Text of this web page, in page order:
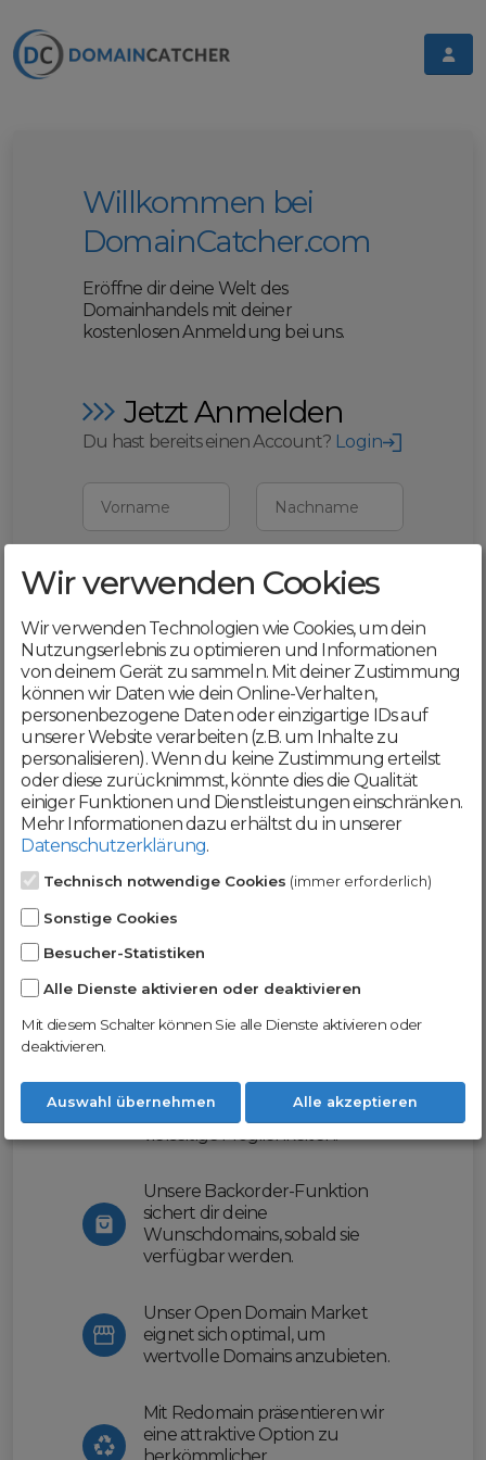
Willkommen bei
DomainCatcher.com
Eröffne dir deine Welt des
Domainhandels mit deiner
kostenlosen Anmeldung bei uns.
Jetzt Anmelden
Du hast bereits einen Account? Login
Vorname Nachname
E-Mail
Mit deiner Registrierung bestätigst du,
dass du dieAGBund
Datenschutzerklärung akzeptierst
Weiter
Werde jetzt Teil der
DomainCatcher-
Community!
Nutze unsere Erfahrung und profitiere
erleichtern wir dir den
Domainhandel und bieten dir
vielseitige Möglichkeiten.
Unsere Backorder-Funktion
sichert dir deine
Wunschdomains, sobald sie
verfügbar werden.
Unser Open Domain Market
eignet sich optimal, um
wertvolle Domains anzubieten.
Mit Redomain präsentieren wir
eine attraktive Option zu
Wir verwenden Cookies
Wir verwenden Technologien wie Cookies, um dein
Nutzungserlebnis zu optimieren und Informationen
von deinem Gerät zu sammeln. Mit deiner Zustimmung
können wir Daten wie dein Online-Verhalten,
personenbezogene Daten oder einzigartige IDs auf
unserer Website verarbeiten (z.B. um Inhalte zu
personalisieren). Wenn du keine Zustimmung erteilst
oder diese zurücknimmst, könnte dies die Qualität
einiger Funktionen und Dienstleistungen einschränken.
Mehr Informationen dazu erhältst du in unserer
Datenschutzerklärung.
Technisch notwendige Cookies (immer erforderlich)
Sonstige Cookies
Besucher-Statistiken
Alle Dienste aktivieren oder deaktivieren
Mit diesem Schalter können Sie alle Dienste aktivieren oder
deaktivieren.
Auswahl übernehmen Alle akzeptieren